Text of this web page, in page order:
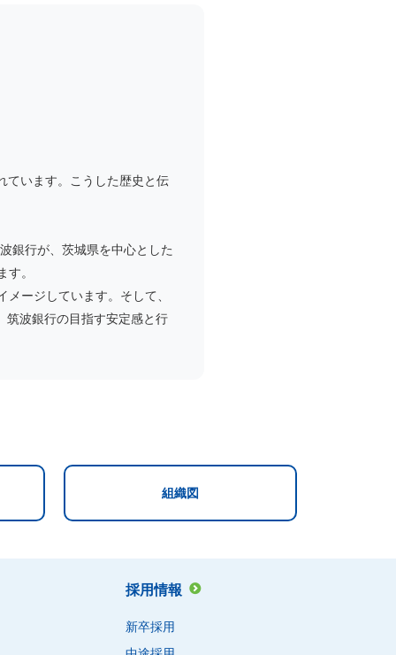
ています。こうした歴史と伝
銀行が、茨城県を中心とした
。
ージしています。そして、
筑波銀行の目指す安定感と行
組織図
採用情報
新卒採用